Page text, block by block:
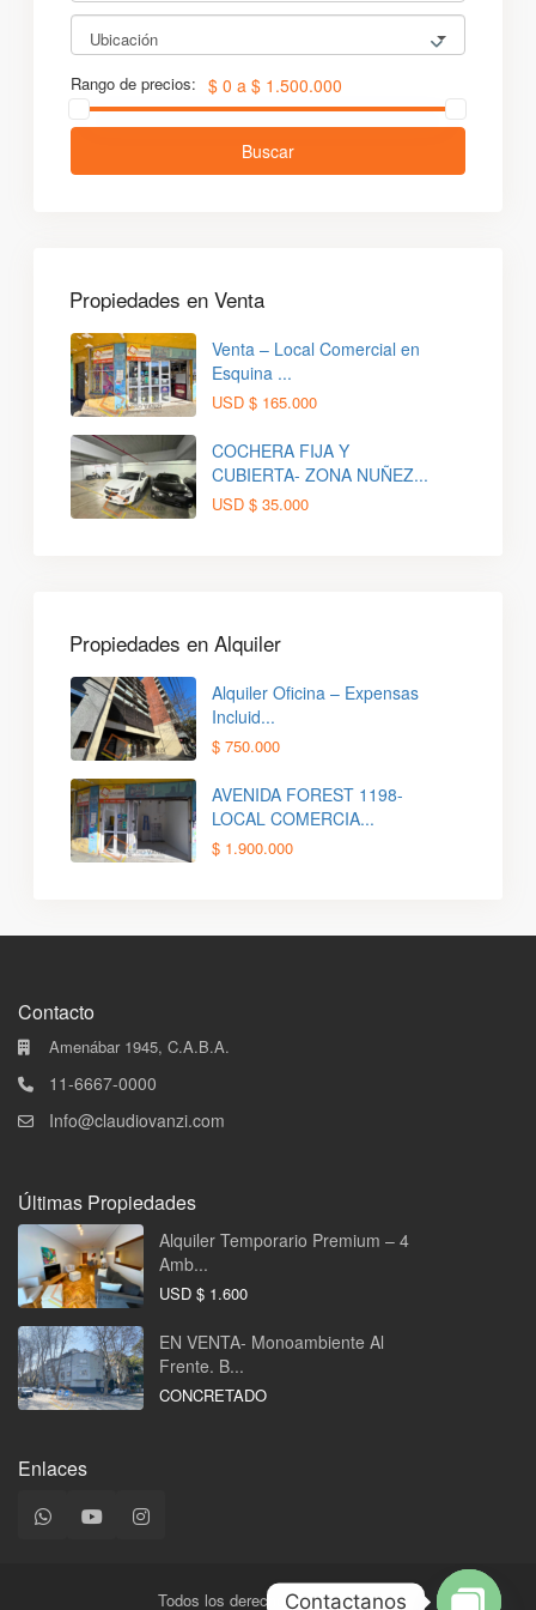
Ubicación
Rango de precios: $ 0 a $ 1.500.000
Buscar
Propiedades en Venta
Venta – Local Comercial en
Esquina ...
USD $ 165.000
COCHERA FIJA Y
CUBIERTA- ZONA NUÑEZ...
USD $ 35.000
Propiedades en Alquiler
Alquiler Oficina – Expensas
Incluid...
$ 750.000
AVENIDA FOREST 1198-
LOCAL COMERCIA...
$ 1.900.000
Contacto
Amenábar 1945, C.A.B.A.
11-6667-0000
Info@claudiovanzi.com
Últimas Propiedades
Alquiler Temporario Premium – 4
Amb...
USD $ 1.600
EN VENTA- Monoambiente Al
Frente. B...
CONCRETADO
Enlaces
Todos los derechos reservados.
Contactanos